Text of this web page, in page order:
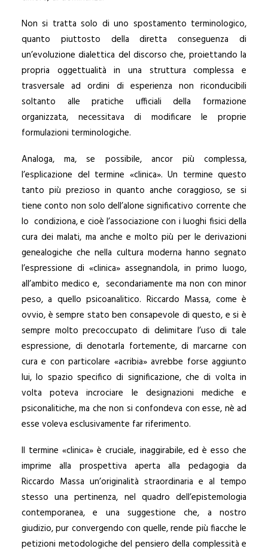
Non si tratta solo di uno spostamento terminologico,
quanto piuttosto della diretta conseguenza di
un’evoluzione dialettica del discorso che, proiettando la
propria oggettualità in una struttura complessa e
trasversale ad ordini di esperienza non riconducibili
soltanto alle pratiche ufficiali della formazione
organizzata, necessitava di modificare le proprie
formulazioni terminologiche.
Analoga, ma, se possibile, ancor più complessa,
l’esplicazione del termine «clinica». Un termine questo
tanto più prezioso in quanto anche coraggioso, se si
tiene conto non solo dell’alone significativo corrente che
lo condiziona, e cioè l’associazione con i luoghi fisici della
cura dei malati, ma anche e molto più per le derivazioni
genealogiche che nella cultura moderna hanno segnato
l’espressione di «clinica» assegnandola, in primo luogo,
all’ambito medico e, secondariamente ma non con minor
peso, a quello psicoanalitico. Riccardo Massa, come è
ovvio, è sempre stato ben consapevole di questo, e si è
sempre molto precoccupato di delimitare l’uso di tale
espressione, di denotarla fortemente, di marcarne con
cura e con particolare «acribia» avrebbe forse aggiunto
lui, lo spazio specifico di significazione, che di volta in
volta poteva incrociare le designazioni mediche e
psiconalitiche, ma che non si confondeva con esse, nè ad
esse voleva esclusivamente far riferimento.
Il termine «clinica» è cruciale, inaggirabile, ed è esso che
imprime alla prospettiva aperta alla pedagogia da
Riccardo Massa un’originalità straordinaria e al tempo
stesso una pertinenza, nel quadro dell’epistemologia
contemporanea, e una suggestione che, a nostro
giudizio, pur convergendo con quelle, rende più fiacche le
petizioni metodologiche del pensiero della complessità e